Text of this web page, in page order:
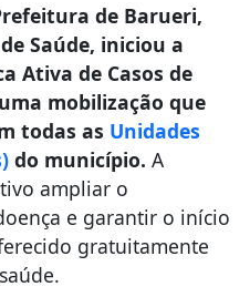
de Barueri,
Saúde, iniciou a
Ativa de Casos de
mobilização que
todas as Unidades
do município. A
ampliar o
e garantir o início
gratuitamente